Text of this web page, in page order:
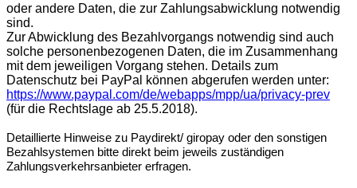
oder andere Daten, die zur Zahlungsabwicklung notwendig
sind.
Zur Abwicklung des Bezahlvorgangs notwendig sind auch
solche personenbezogenen Daten, die im Zusammenhang
mit dem jeweiligen Vorgang stehen. Details zum
Datenschutz bei PayPal können abgerufen werden unter:
https://www.paypal.com/de/webapps/mpp/ua/privacy-prev
(für die Rechtslage ab 25.5.2018).
Detaillierte Hinweise zu Paydirekt/ giropay oder den sonstigen
Bezahlsystemen bitte direkt beim jeweils zuständigen
Zahlungsverkehrsanbieter erfragen.